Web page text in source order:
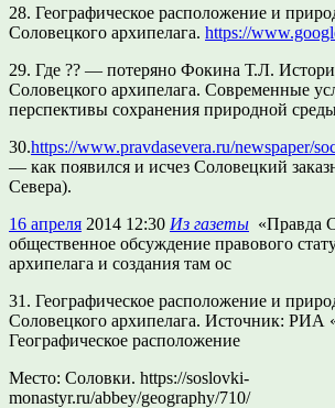
28. Географическое расположение и
Соловецкого архипелага. https://
29. Где ?? — потеряно Фокина Т.Л.
Соловецкого архипелага. Современные
перспективы сохранения природной
30.https://www.pravdasevera.ru/newspaper/
— как появился и исчез Соловецкий
Севера).
16 апреля 2014 12:30 Из газеты «Правда
общественное обсуждение правового
архипелага и создания там ос
31. Географическое расположение и
Соловецкого архипелага. Источник: РИА
Географическое расположение
Место: Соловки. https://soslovki-
monastyr.ru/abbey/geography/710/